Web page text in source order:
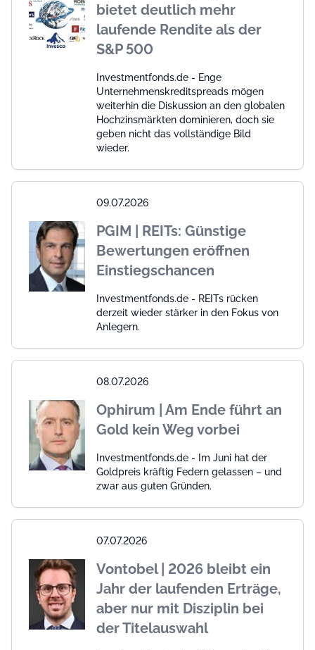
bietet deutlich mehr
laufende Rendite als der
S&P 500
Investmentfonds.de - Enge
Unternehmenskreditspreads mögen
weiterhin die Diskussion an den globalen
Hochzinsmärkten dominieren, doch sie
geben nicht das vollständige Bild
wieder.
09.07.2026
PGIM | REITs: Günstige
Bewertungen eröffnen
Einstiegschancen
Investmentfonds.de - REITs rücken
derzeit wieder stärker in den Fokus von
Anlegern.
08.07.2026
Ophirum | Am Ende führt an
Gold kein Weg vorbei
Investmentfonds.de - Im Juni hat der
Goldpreis kräftig Federn gelassen – und
zwar aus guten Gründen.
07.07.2026
Vontobel | 2026 bleibt ein
Jahr der laufenden Erträge,
aber nur mit Disziplin bei
der Titelauswahl